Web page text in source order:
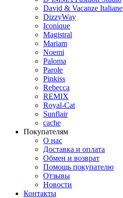
David & Vacanze Italiane
DizzyWay
Iconique
Magistral
Mariam
Noemi
Paloma
Parole
Pinkiss
Rebecca
REMIX
Royal-Cat
Sunflair
cache
Покупателям
О нас
Доставка и оплата
Обмен и возврат
Помощь покупателю
Отзывы
Новости
Контакты